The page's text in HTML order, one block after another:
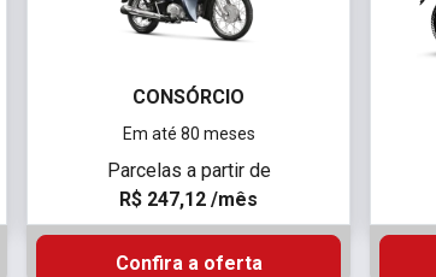
CONSÓRCIO
Em até 80 meses
Parcelas a partir de
R$ 247,12 /mês
Confira a oferta